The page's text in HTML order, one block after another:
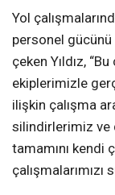
Yol
personel gücünü
çeken Yıldız,
ekiplerimizle
ilişkin çalışma
silindirlerimiz ve
tamamını kendi